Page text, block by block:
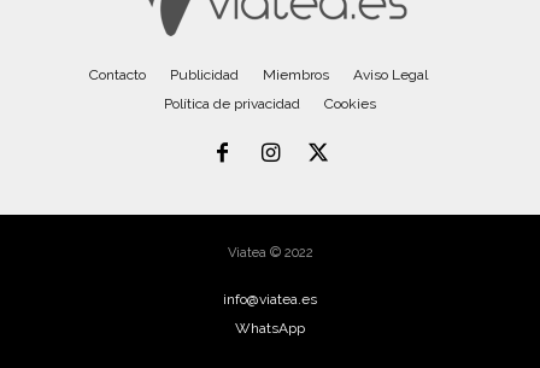
Contacto Publicidad Miembros
Aviso Legal
Política de privacidad
Cookies
Viatea © 2022
info@viatea.es
WhatsApp